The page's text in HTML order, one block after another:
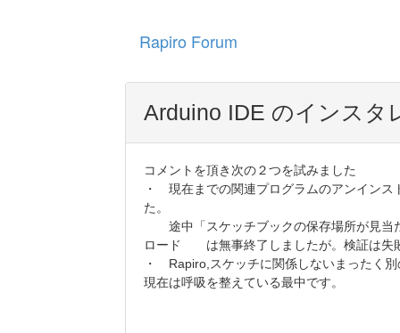
Rapiro Forum
Arduino IDE のインスタ
コメントを頂き次の２つを試みました
・ 現在までの関連プログラムのアンインス
た。
途中「スケッチブックの保存場所が見当
ロード は無事終了しましたが。検証は失
・ Rapiro,スケッチに関係しないまったく
現在は呼吸を整えている最中です。